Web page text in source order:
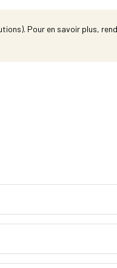
Pour en savoir plus,